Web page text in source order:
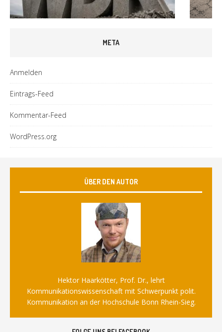
META
Anmelden
Eintrags-Feed
Kommentar-Feed
WordPress.org
ÜBER DEN AUTOR
Hektor Haarkötter, Prof. Dr., lehrt
Kommunikationswissenschaft mit Schwerpunkt polit.
Kommunikation an der Hochschule Bonn Rhein-Sieg.